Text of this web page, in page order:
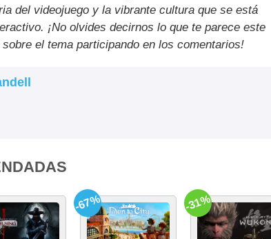
del videojuego y la vibrante cultura que se está
¡No olvides decirnos lo que te parece este
el tema participando en los comentarios!
-67% -31%